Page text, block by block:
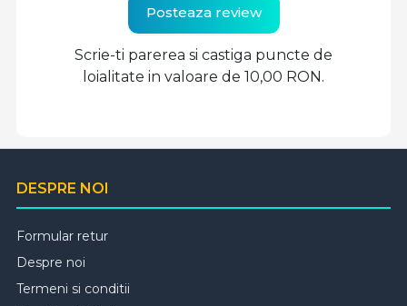
Posteaza review
Scrie-ti parerea si castiga puncte de
loialitate in valoare de 10,00 RON.
DESPRE NOI
Formular retur
Despre noi
Termeni si conditii